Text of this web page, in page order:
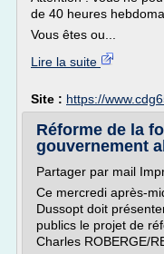
de 40 heures
Vous êtes ou...
Lire la suite
Site : https://
Réforme de la
gouvernement
Partager par mail
Ce mercredi après-
Dussopt doit
publics le projet de
Charles ROBERGE/